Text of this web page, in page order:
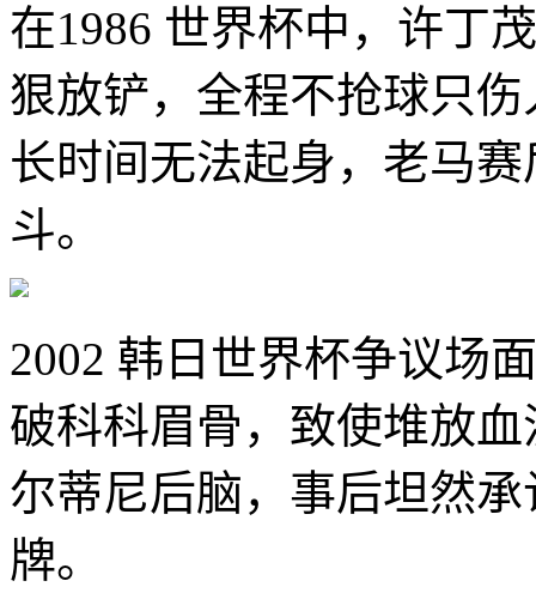
在1986 世界杯中，许丁
狠放铲，全程不抢球只
长时间无法起身，老马
斗。
2002 韩日世界杯争议场
破科科眉骨，致使堆放
尔蒂尼后脑，事后坦然
牌。